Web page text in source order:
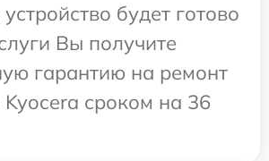
будет готово
Вы получите
гарантию на ремонт
Kyocera сроком на 36